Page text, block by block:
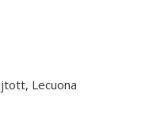
Lecuona